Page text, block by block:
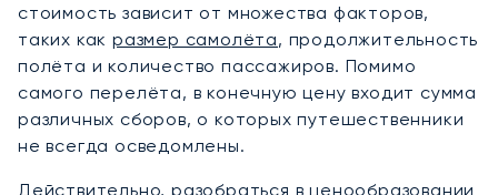
стоимость зависит от множества факторов,
таких какразмер самолёта, продолжительность
полёта и количество пассажиров. Помимо
самого перелёта, в конечную цену входит сумма
различных сборов, о которых путешественники
не всегда осведомлены.
Действительно, разобраться в ценообразовании